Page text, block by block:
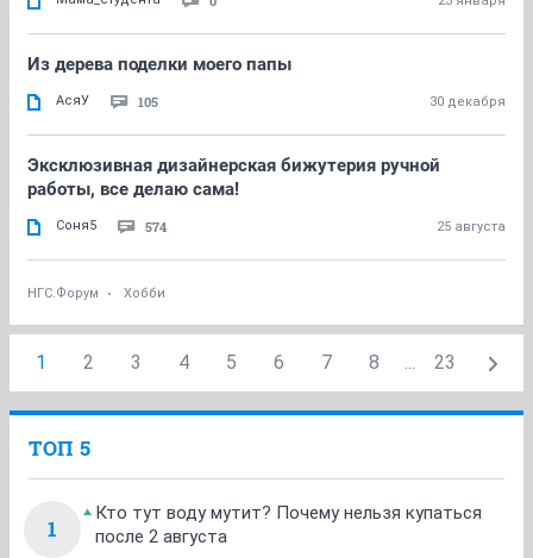
Из дерева поделки моего папы
АсяУ 105 30 декабря
Эксклюзивная дизайнерская бижутерия ручной
работы, все делаю сама!
Соня5 574 25 августа
НГС.Форум Хобби
1 2 3 4 5 6 7 8 ... 23
ТОП 5
1
Кто тут воду мутит? Почему нельзя купаться
после 2 августа